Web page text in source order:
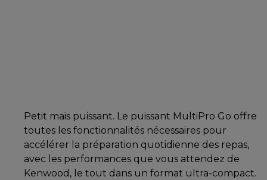
Petit mais puissant. Le puissant MultiPro Go offre
toutes les fonctionnalités nécessaires pour
accélérer la préparation quotidienne des repas,
avec les performances que vous attendez de
Kenwood, le tout dans un format ultra-compact.